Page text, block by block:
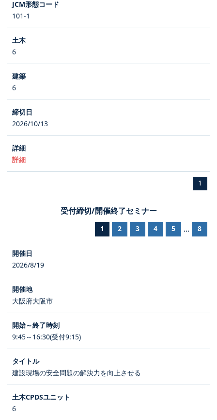
101-1
6
6
2026/10/13
詳細
1
受付締切/開催終了セミナー
1 2 3 4 5 ... 8
2026/8/19
大阪府大阪市
9:45～16:30(受付9:15)
建設現場の安全問題の解決力を向上させる
6